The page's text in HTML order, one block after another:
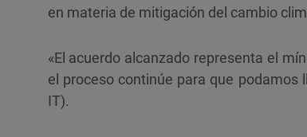
en materia de mitigación del cambio
«El acuerdo alcanzado representa el
el proceso continúe para que podamos
IT).